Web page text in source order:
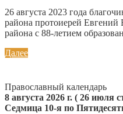
26 августа 2023 года
района протоиерей Евгений
района с 88-летием
Далее
Православный календарь
8 августа 2026 г. ( 26 июля
Седмица 10-я по